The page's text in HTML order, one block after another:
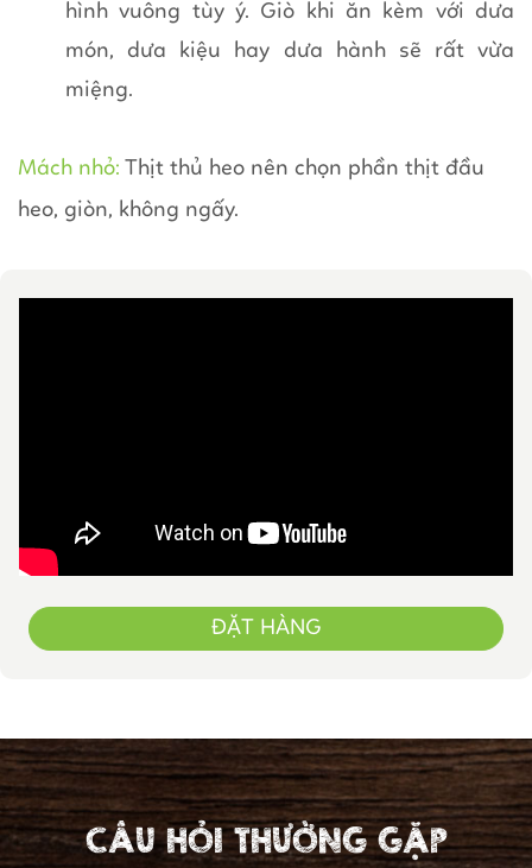
hình vuông tùy ý. Giò khi ăn kèm với dưa
món, dưa kiệu hay dưa hành sẽ rất vừa
miệng.
Mách nhỏ: Thịt thủ heo nên chọn phần thịt đầu
heo, giòn, không ngấy.
ĐẶT HÀNG
CÂU HỎI THƯỜNG GẶP